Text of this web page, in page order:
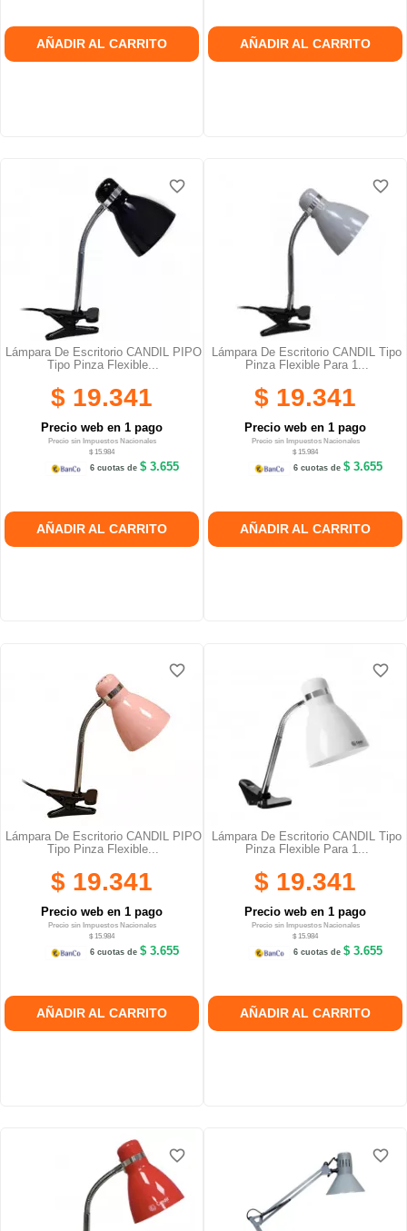
AÑADIR AL CARRITO AÑADIR AL CARRITO
Lámpara De Escritorio CANDIL PIPO
Tipo Pinza Flexible...
$ 19.341
Precio web en 1 pago
Precio sin Impuestos Nacionales
$ 15.984
6 cuotas de $ 3.655
AÑADIR AL CARRITO
favorite_border
favorite_border
favorite_border
Lámpara De Escritorio CANDIL Tipo
Pinza Flexible Para 1...
$ 19.341
Precio web en 1 pago
Precio sin Impuestos Nacionales
$ 15.984
6 cuotas de $ 3.655
AÑADIR AL CARRITO
favorite_border
favorite_border
favorite_border
Lámpara De Escritorio CANDIL PIPO
Tipo Pinza Flexible...
$ 19.341
Precio web en 1 pago
Precio sin Impuestos Nacionales
$ 15.984
6 cuotas de $ 3.655
AÑADIR AL CARRITO
favorite_border
favorite_border
favorite_border
Lámpara De Escritorio CANDIL Tipo
Pinza Flexible Para 1...
$ 19.341
Precio web en 1 pago
Precio sin Impuestos Nacionales
$ 15.984
6 cuotas de $ 3.655
AÑADIR AL CARRITO
favorite_border
favorite_border
favorite_border
favorite_border
favorite_border
favorite_border favorite_border
favorite_border
favorite_border